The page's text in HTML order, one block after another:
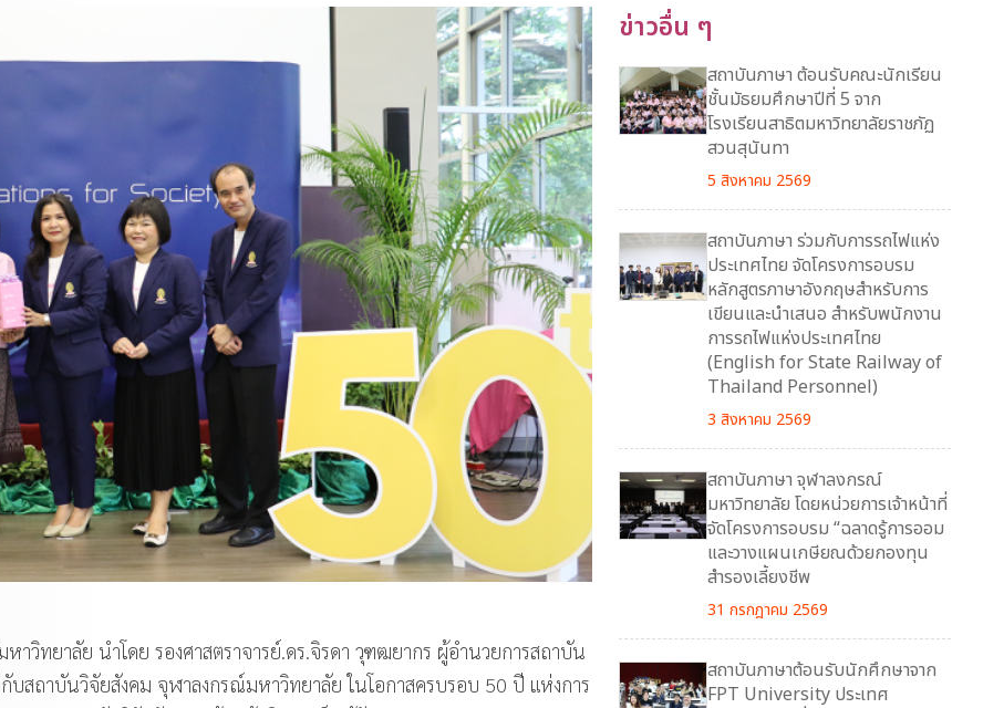
ทยาลัย นำโดย รองศาสตราจารย์.ดร.จิรดา วุฑฒยากร ผู้อำนวยการสถาบัน
สถาบันวิจัยสังคม จุฬาลงกรณ์มหาวิทยาลัย ในโอกาสครบรอบ 50 ปี แห่งการ
ข่าวอื่น ๆ
สถาบันภาษา ต้อนรับคณะนักเรียน
ชั้นมัธยมศึกษาปีที่ 5 จาก
โรงเรียนสาธิตมหาวิทยาลัยราชภัฏ
สวนสุนันทา
5 สิงหาคม 2569
สถาบันภาษา ร่วมกับการรถไฟแห่ง
ประเทศไทย จัดโครงการอบรม
หลักสูตรภาษาอังกฤษสำหรับการ
เขียนและนำเสนอ สำหรับพนักงาน
การรถไฟแห่งประเทศไทย
(English for State Railway of
Thailand Personnel)
3 สิงหาคม 2569
สถาบันภาษา จุฬาลงกรณ์
มหาวิทยาลัย โดยหน่วยการเจ้าหน้าที่
จัดโครงการอบรม “ฉลาดรู้การออม
และวางแผนเกษียณด้วยกองทุน
สำรองเลี้ยงชีพ
31 กรกฎาคม 2569
สถาบันภาษาต้อนรับนักศึกษาจาก
FPT University ประเทศ